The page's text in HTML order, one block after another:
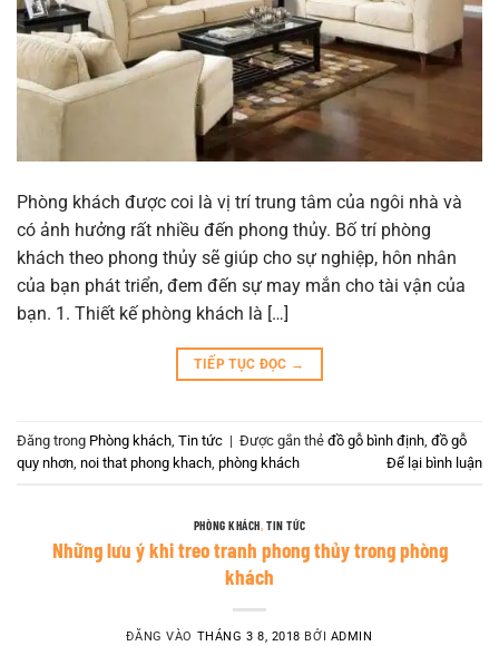
Phòng khách được coi là vị trí trung tâm của ngôi nhà và
có ảnh hưởng rất nhiều đến phong thủy. Bố trí phòng
khách theo phong thủy sẽ giúp cho sự nghiệp, hôn nhân
của bạn phát triển, đem đến sự may mắn cho tài vận của
bạn. 1. Thiết kế phòng khách là […]
TIẾP TỤC ĐỌC →
Đăng trong Phòng khách Tin tức | Được gắn thẻ đồ gỗ bình định đồ gỗ
quy nhơn noi that phong khach phòng khách Để lại bình luận
PHÒNG KHÁCH ,TIN TỨC
Những lưu ý khi treo tranh phong thủy trong phòng
khách
ĐĂNG VÀO THÁNG 3 8, 2018 BỞI ADMIN